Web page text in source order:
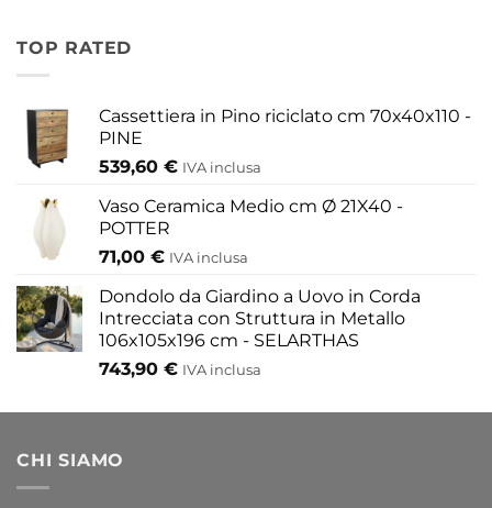
433,30 €
TOP RATED
Cassettiera in Pino riciclato cm 70x40x110 -
PINE
539,60 € IVA inclusa
Vaso Ceramica Medio cm Ø 21X40 -
POTTER
71,00 € IVA inclusa
Dondolo da Giardino a Uovo in Corda
Intrecciata con Struttura in Metallo
106x105x196 cm - SELARTHAS
743,90 € IVA inclusa
CHI SIAMO